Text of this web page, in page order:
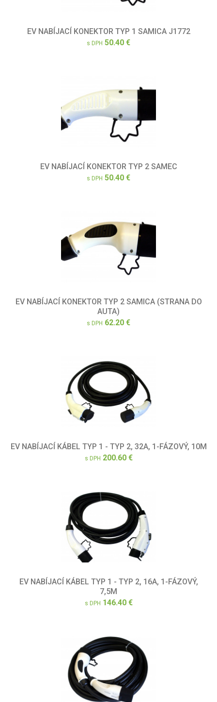
EV NABÍJACÍ KONEKTOR TYP 1 SAMICA J1772
s DPH 50.40 €
EV NABÍJACÍ KONEKTOR TYP 2 SAMEC
s DPH 50.40 €
EV NABÍJACÍ KONEKTOR TYP 2 SAMICA (STRANA DO
AUTA)
s DPH 62.20 €
EV NABÍJACÍ KÁBEL TYP 1 - TYP 2, 32A, 1-FÁZOVÝ, 10M
s DPH 200.60 €
EV NABÍJACÍ KÁBEL TYP 1 - TYP 2, 16A, 1-FÁZOVÝ,
7,5M
s DPH 146.40 €